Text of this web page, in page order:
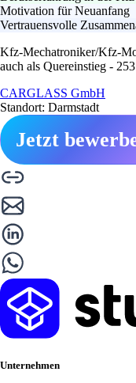
Motivation für Neuanfang
Vertrauensvolle
Kfz-Mechatroniker/Kfz-
auch als Quereinstieg - 253
CARGLASS GmbH
Standort: Darmstadt
Jetzt
Unternehmen